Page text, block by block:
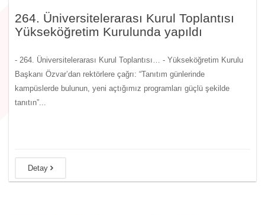
264. Üniversitelerarası Kurul Toplantısı
Yükseköğretim Kurulunda yapıldı
- 264. Üniversitelerarası Kurul Toplantısı… - Yükseköğretim Kurulu
Başkanı Özvar’dan rektörlere çağrı: “Tanıtım günlerinde
kampüslerde bulunun, yeni açtığımız programları güçlü şekilde
tanıtın”...
Detay